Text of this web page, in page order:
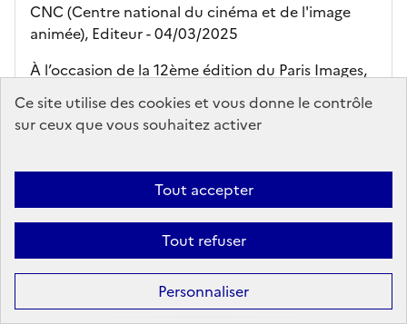
Ce site utilise des cookies et vous donne le contrôle
sur ceux que vous souhaitez activer
Tout accepter
Tout refuser
Personnaliser
CNC (Centre national du cinéma et de l'image
animée), Editeur- 04/03/2025
À l’occasion de la 12ème édition du Paris Images,
l’événement des professionnels des tournages, le
CNC a organisé un cycle de conférences les 6 et 7
février 2025. Ré-écoutez ou ...
Ajouter au panier
accès en ligne